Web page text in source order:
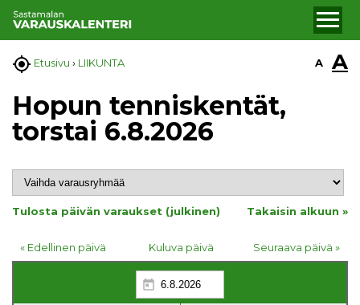
 Etusivu › LIIKUNTA A A
Hopun tenniskentät,
torstai 6.8.2026
Takaisin alkuun »
Tulosta päivän varaukset (julkinen)
« Edellinen päivä Kuluva päivä Seuraava päivä »